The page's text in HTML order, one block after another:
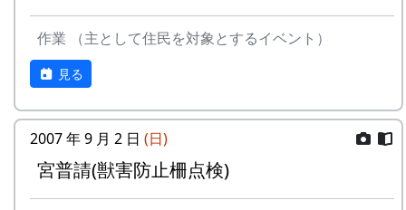
作業 （主として住民を対象とするイベント）
見る
2007 年 9 月 2 日 (日)
宮普請(獣害防止柵点検)